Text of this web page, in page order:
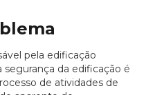
pela edificação
da edificação é
de atividades de